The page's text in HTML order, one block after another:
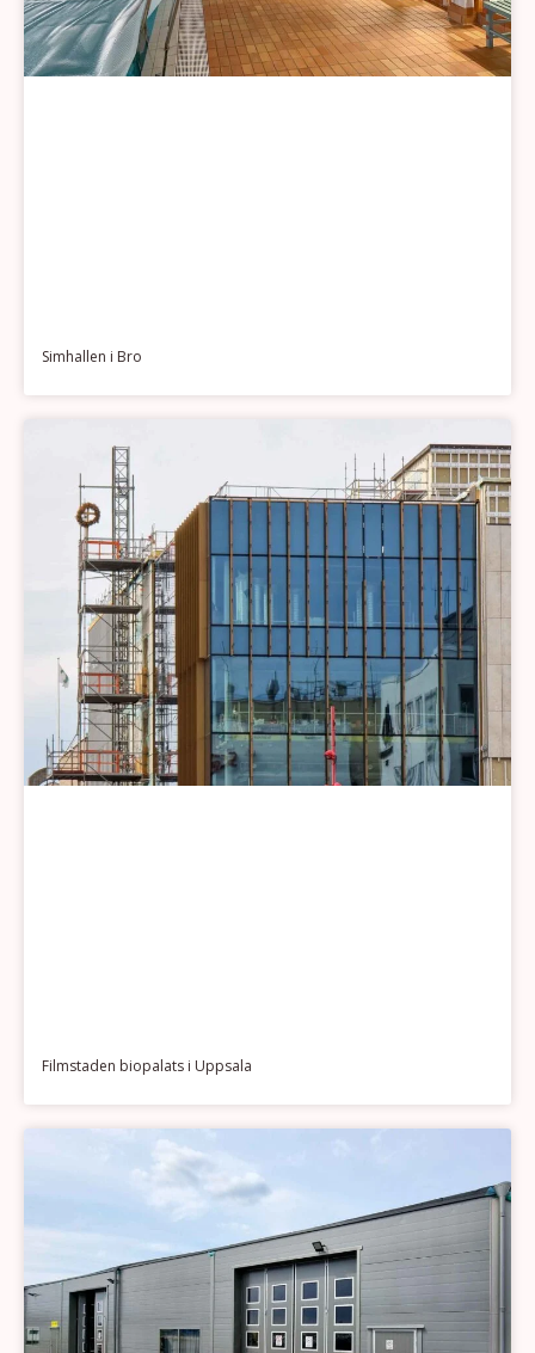
Simhallen i Bro
Filmstaden biopalats i Uppsala